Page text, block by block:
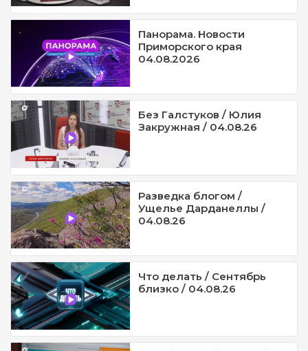
Панорама. Новости
Приморского края
04.08.2026
Без Галстуков / Юлия
Закружная / 04.08.26
Разведка блогом /
Ущелье Дарданеллы /
04.08.26
Что делать / Сентябрь
близко / 04.08.26